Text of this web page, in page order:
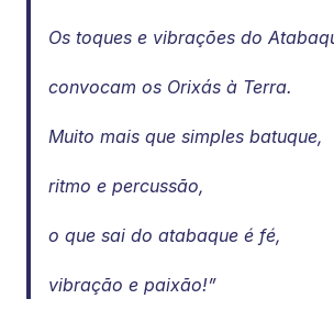
Os toques e vibrações do
convocam os Orixás à Terra.
Muito mais que simples batuque,
ritmo e percussão,
o que sai do atabaque é fé,
vibração e paixão!”